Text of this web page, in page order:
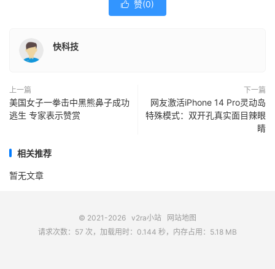
 赞(0)
快科技
上一篇
美国女子一拳击中黑熊鼻子成功
逃生 专家表示赞赏
下一篇
网友激活iPhone 14 Pro灵动岛
特殊模式：双开孔真实面目辣眼
睛
相关推荐
暂无文章
© 2021-2026 v2ra小站
网站地图
请求次数：57 次，加载用时：0.144 秒，内存占用：5.18 MB